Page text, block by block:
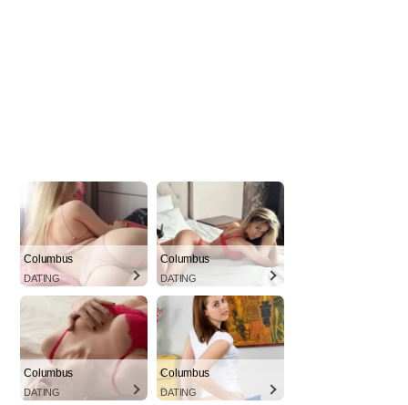
Columbus
DATING
Columbus
DATING
Columbus
DATING
Columbus
DATING